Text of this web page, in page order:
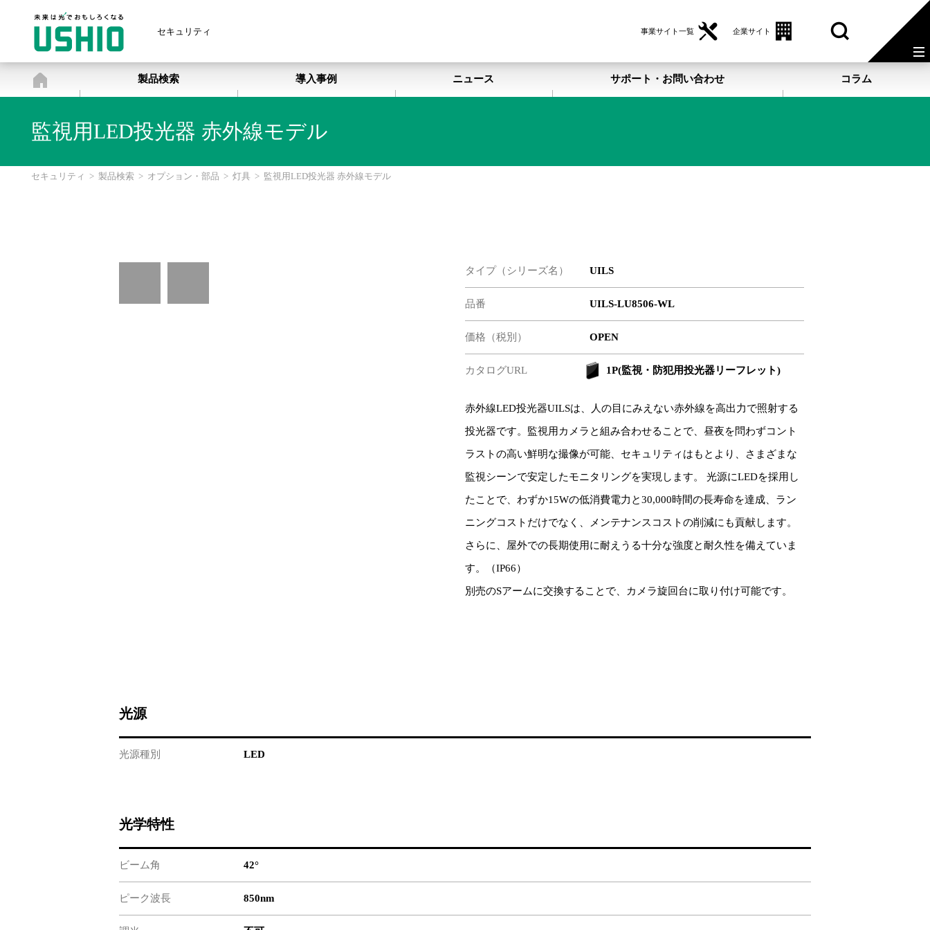
セキュリティ 事業サイト一覧 企業サイト
セキュリティ
製品検索 導入事例 ニュース サポート・お問い合わせ コラム
監視用LED投光器 赤外線モデル
セキュリティ > 製品検索 > オプション・部品 > 灯具 > 監視用LED投光器 赤外線モデル
タイプ（シリーズ名） UILS
品番 UILS-LU8506-WL
価格（税別） OPEN
カタログURL 1P(監視・防犯用投光器リーフレット)
赤外線LED投光器UILSは、人の目にみえない赤外線を高出力で照射する
投光器です。監視用カメラと組み合わせることで、昼夜を問わずコント
ラストの高い鮮明な撮像が可能、セキュリティはもとより、さまざまな
監視シーンで安定したモニタリングを実現します。 光源にLEDを採用し
たことで、わずか15Wの低消費電力と30,000時間の長寿命を達成、ラン
ニングコストだけでなく、メンテナンスコストの削減にも貢献します。
さらに、屋外での長期使用に耐えうる十分な強度と耐久性を備えていま
す。（IP66）
別売のSアームに交換することで、カメラ旋回台に取り付け可能です。
光源
光源種別 LED
光学特性
ビーム角 42°
ピーク波長 850nm